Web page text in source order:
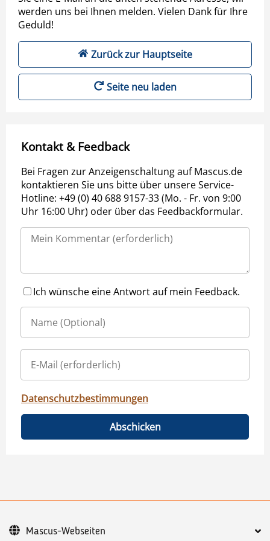
werden uns bei Ihnen melden. Vielen Dank für Ihre
Geduld!
Zurück zur Hauptseite
Seite neu laden
Kontakt & Feedback
Bei Fragen zur Anzeigenschaltung auf Mascus.de
kontaktieren Sie uns bitte über unsere Service-
Hotline: +49 (0) 40 688 9157-33 (Mo. - Fr. von 9:00
Uhr 16:00 Uhr) oder über das Feedbackformular.
Ich wünsche eine Antwort auf mein Feedback.
Datenschutzbestimmungen
Abschicken
Mascus-Webseiten